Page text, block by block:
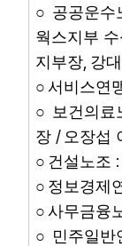
○ 공공운수
웍스지부
지부장, 강
○ 서비스연
○ 보건의료
장 / 오장섭
○ 건설노조 :
○ 정보경제
○사무금융
○ 민주일반